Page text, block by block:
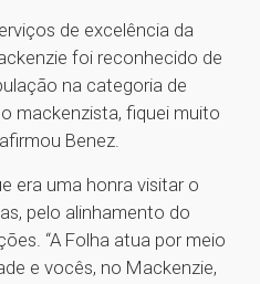
de excelência da
foi reconhecido de
na categoria de
mackenzista, fiquei muito
Benez.
era uma honra visitar o
pelo alinhamento do
“A Folha atua por meio
e vocês, no Mackenzie,